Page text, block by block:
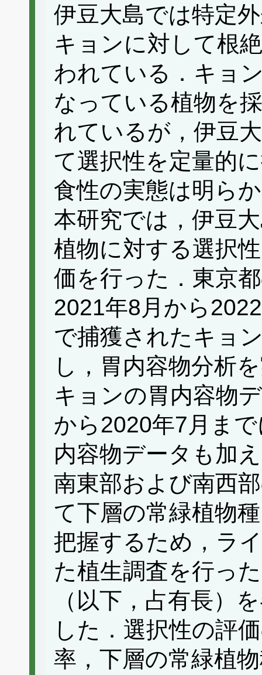
伊豆大島では特定
キョンに対して根
われている．キョ
なっている植物を
れているが，伊豆
て選択性を定量的
食性の実態は明ら
本研究では，伊豆
植物に対する選択
価を行った．東京
2021年8月から
で捕獲されたキョ
し，胃内容物分析
キョンの胃内容物
から2020年7月ま
内容物データも加
南東部および南西
て下層の常緑植物
把握するため，ラ
た植生調査を行っ
（以下，占有長）
した．選択性の評
率，下層の常緑植